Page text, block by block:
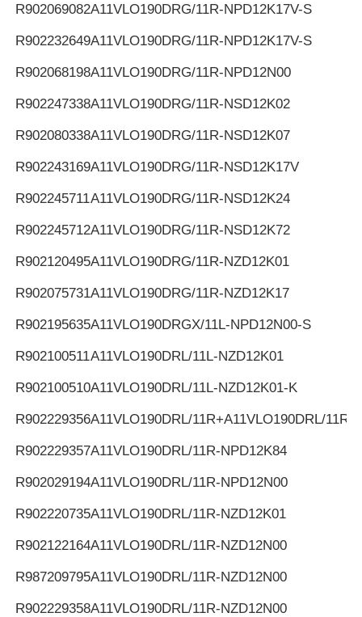
R902069082A11VLO190DRG/11R-NPD12K17V-S
R902232649A11VLO190DRG/11R-NPD12K17V-S
R902068198A11VLO190DRG/11R-NPD12N00
R902247338A11VLO190DRG/11R-NSD12K02
R902080338A11VLO190DRG/11R-NSD12K07
R902243169A11VLO190DRG/11R-NSD12K17V
R902245711A11VLO190DRG/11R-NSD12K24
R902245712A11VLO190DRG/11R-NSD12K72
R902120495A11VLO190DRG/11R-NZD12K01
R902075731A11VLO190DRG/11R-NZD12K17
R902195635A11VLO190DRGX/11L-NPD12N00-S
R902100511A11VLO190DRL/11L-NZD12K01
R902100510A11VLO190DRL/11L-NZD12K01-K
R902229356A11VLO190DRL/11R+A11VLO190DRL/11R
R902229357A11VLO190DRL/11R-NPD12K84
R902029194A11VLO190DRL/11R-NPD12N00
R902220735A11VLO190DRL/11R-NZD12K01
R902122164A11VLO190DRL/11R-NZD12N00
R987209795A11VLO190DRL/11R-NZD12N00
R902229358A11VLO190DRL/11R-NZD12N00